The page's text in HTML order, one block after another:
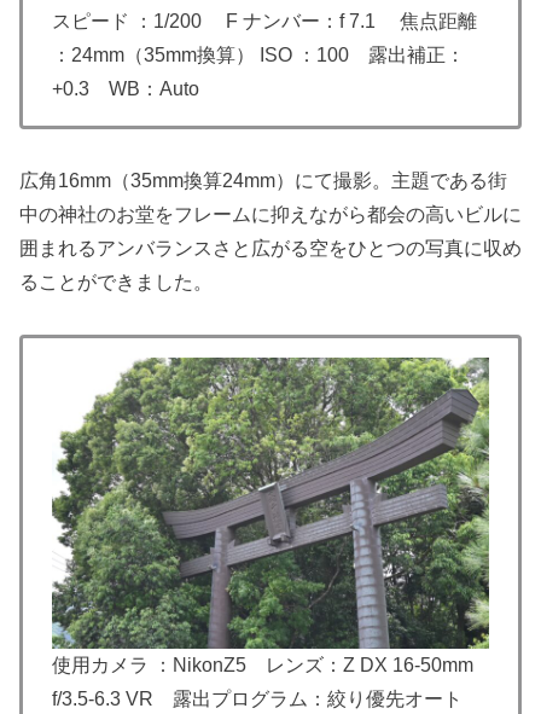
スピード ：1/200 F ナンバー：f 7.1 焦点距離
：24mm（35mm換算） ISO ：100 露出補正：
+0.3 WB：Auto
広角16mm（35mm換算24mm）にて撮影。主題である街
中の神社のお堂をフレームに抑えながら都会の高いビルに
囲まれるアンバランスさと広がる空をひとつの写真に収め
ることができました。
使用カメラ ：NikonZ5 レンズ：Z DX 16-50mm
f/3.5-6.3 VR 露出プログラム：絞り優先オート